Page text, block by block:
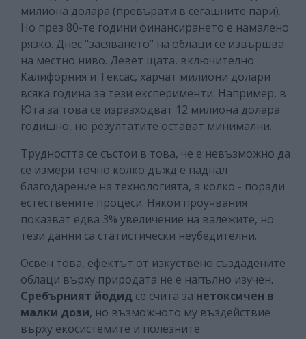
милиона долара (превърати в сегашните пари).
Но през 80-те години финансирането е намалено
рязко. Днес "засяването" на облаци се извършва
на местно ниво. Девет щата, включително
Калифорния и Тексас, харчат милиони долари
всяка година за тези експерименти. Например, в
Юта за това се изразходват 12 милиона долара
годишно, но резултатите остават минимални.
Трудността се състои в това, че е невъзможно да
се измери точно колко дъжд е паднал
благодарение на технологията, а колко - поради
естествените процеси. Някои проучвания
показват едва 3% увеличение на валежите, но
тези данни са статистически неубедителни.
Освен това, ефектът от изкуствено създадените
облаци върху природата не е напълно изучен.
Сребърният йодид се счита за нетоксичен в
малки дози, но възможното му въздействие
върху екосистемите и полезните